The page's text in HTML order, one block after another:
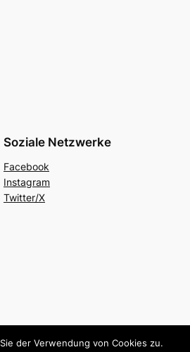
Soziale Netzwerke
Facebook
Instagram
Twitter/X
der Verwendung von Cookies zu.